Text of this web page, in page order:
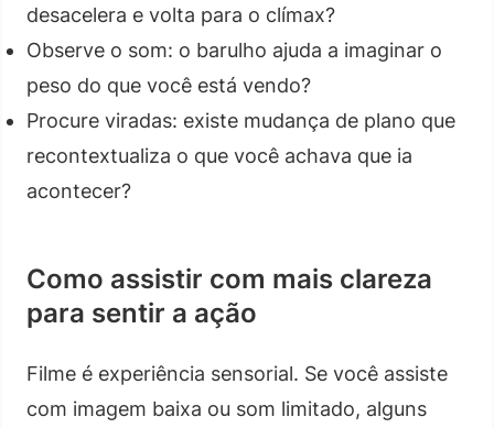
desacelera e volta para o clímax?
Observe o som: o barulho ajuda a imaginar o
peso do que você está vendo?
Procure viradas: existe mudança de plano que
recontextualiza o que você achava que ia
acontecer?
Como assistir com mais clareza
para sentir a ação
Filme é experiência sensorial. Se você assiste
com imagem baixa ou som limitado, alguns